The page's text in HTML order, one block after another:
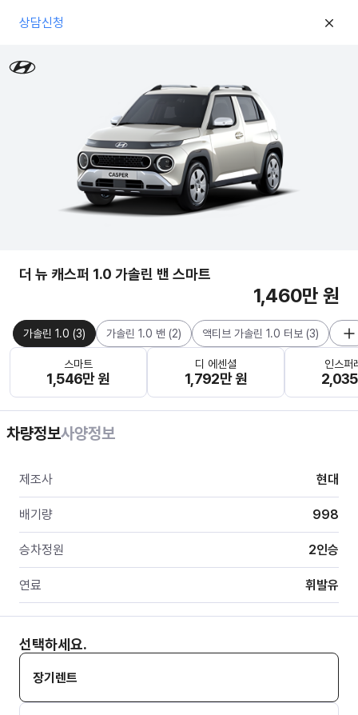
상담신청
더 뉴 캐스퍼 1.0 가솔린 밴 스마트
1,460만 원
가솔린 1.0 (3) 가솔린 1.0 밴 (2) 액티브 가솔린 1.0 터보 (3)
스마트
1,546만 원
디 에센셜
1,792만 원
인스퍼
차량정보사양정보
제조사 현대
배기량 998
승차정원 2인승
연료 휘발유
선택하세요.
장기렌트